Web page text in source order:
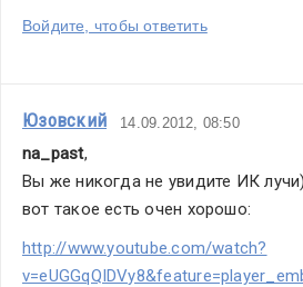
Войдите, чтобы ответить
Юзовский 14.09.2012, 08:50
na_past,
Вы же никогда не увидите ИК
вот такое есть очен хорошо:
http://www.youtube.com/watch?